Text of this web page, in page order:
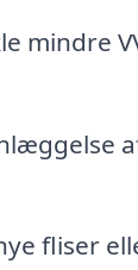
mindre
fliser